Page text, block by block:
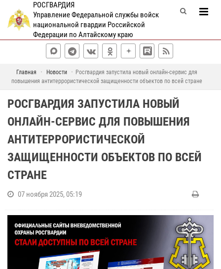
РОСГВАРДИЯ
Управление Федеральной службы войск
национальной гвардии Российской
Федерации по Алтайскому краю
Главная Новости
Росгвардия запустила новый онлайн-сервис для
повышения антитеррористической защищенности объектов по всей стране
РОСГВАРДИЯ ЗАПУСТИЛА НОВЫЙ
ОНЛАЙН-СЕРВИС ДЛЯ ПОВЫШЕНИЯ
АНТИТЕРРОРИСТИЧЕСКОЙ
ЗАЩИЩЕННОСТИ ОБЪЕКТОВ ПО ВСЕЙ
СТРАНЕ
07 ноября 2025, 05:19